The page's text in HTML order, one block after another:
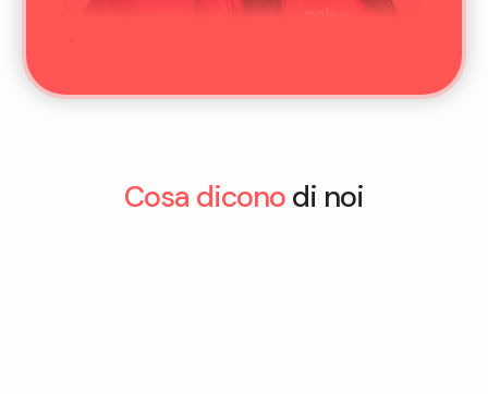
Cosa dicono di noi